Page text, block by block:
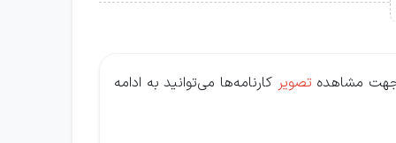
مشاهده تصویر کارنامه‌ها می‌توانید به ادامه